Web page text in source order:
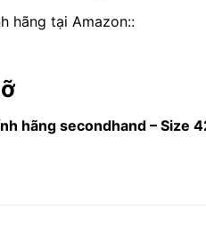
hãng tại Amazon::
hãng secondhand – Size